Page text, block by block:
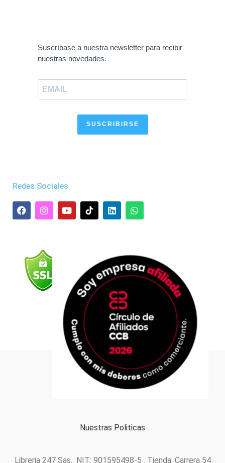
Suscríbase a nuestra newsletter para recibir
nuestras novedades.
SUSCRIBIRSE
Redes Sociales
F
a
o
k
I
n
g
r
a
m
Y
o
L
i
i
n
W
h
p
p
Formas de pago
Nuestras Politicas
Libreria 247 Sas. NIT: 901595498-5 . Tienda: Carrera 54